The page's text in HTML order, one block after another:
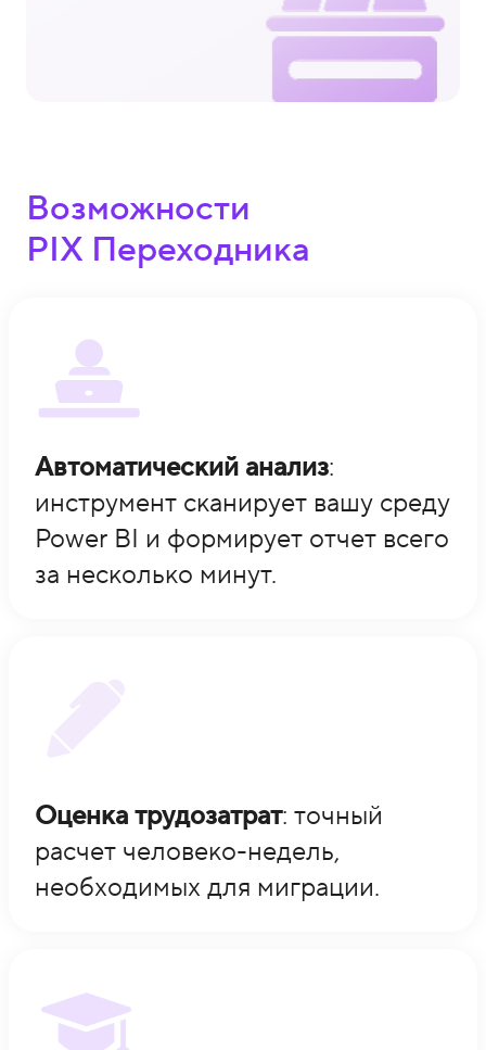
Возможности
PIX Переходника
Автоматический анализ:
инструмент сканирует вашу среду
Power BI и формирует отчет всего
за несколько минут.
Оценка трудозатрат: точный
расчет человеко-недель,
необходимых для миграции.